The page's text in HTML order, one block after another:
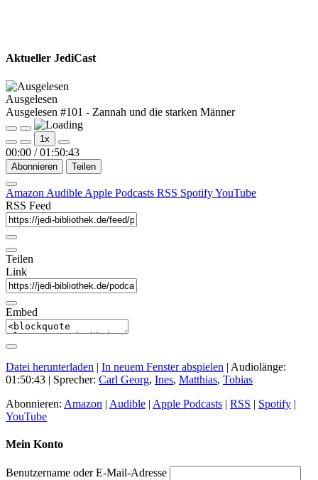
Aktueller JediCast
Ausgelesen
Ausgelesen #101 - Zannah und die starken Männer
Play
Episode
Pause
Episode
1x
00:00 / 01:50:43
Abonnieren Teilen
Amazon Audible Apple Podcasts RSS SpotifyYouTube
RSS Feed
Teilen
Link
Embed
Datei herunterladen | In neuem Fenster abspielen | Audiolänge:
01:50:43 | Sprecher: Carl Georg, Ines, Matthias, Tobias
Abonnieren: Amazon | Audible | Apple Podcasts | RSS | Spotify |
YouTube
Mein Konto
Benutzername oder E-Mail-Adresse